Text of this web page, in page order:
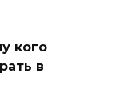
кого
в